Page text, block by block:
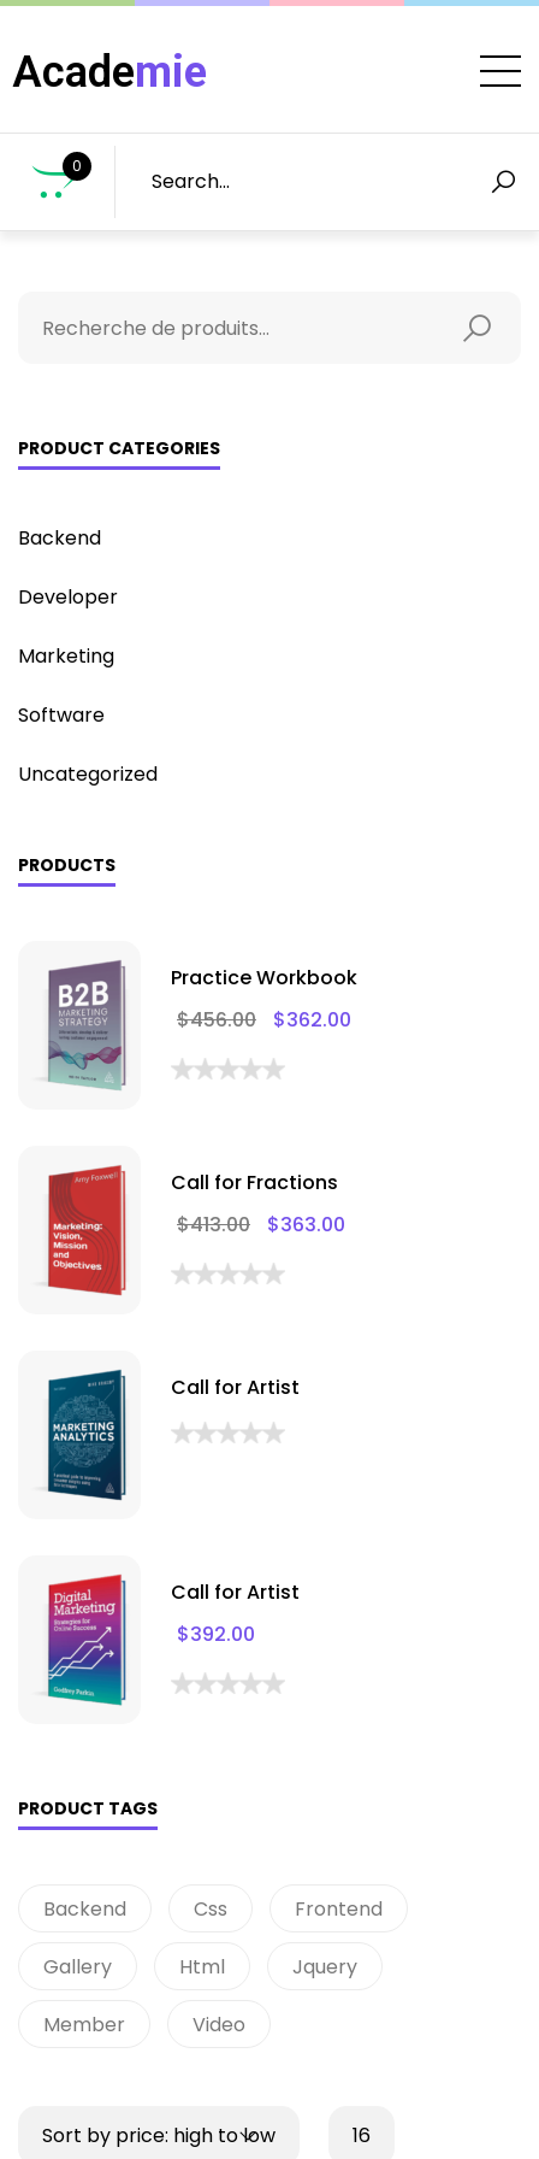
Academie
0
PRODUCT CATEGORIES
Backend
Developer
Marketing
Software
Uncategorized
PRODUCTS
Practice Workbook
$456.00 $362.00
Call for Fractions
$413.00 $363.00
Call for Artist
Call for Artist
$392.00
PRODUCT TAGS
Backend Css Frontend
Gallery Html Jquery
Member Video
Sort by price: high to low 16